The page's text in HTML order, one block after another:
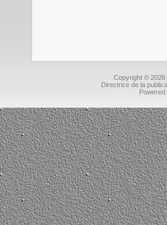
Copyright © 2026
Directrice de la